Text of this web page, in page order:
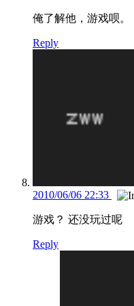
俺了解他，游戏呗。
Reply
2010/06/06 22:33
游戏？ 还没玩过呢
Reply